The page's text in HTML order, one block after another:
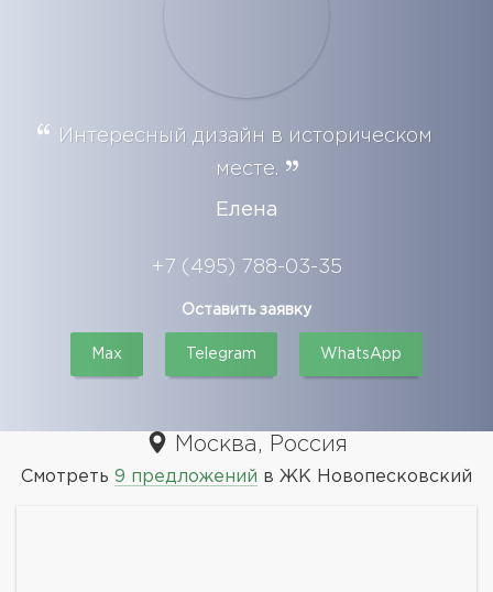
Интересный дизайн в историческом
месте.
Елена
+7 (495) 788-03-35
Оставить заявку
Max Telegram WhatsApp
Москва, Россия
Смотреть 9 предложений в ЖК Новопесковский